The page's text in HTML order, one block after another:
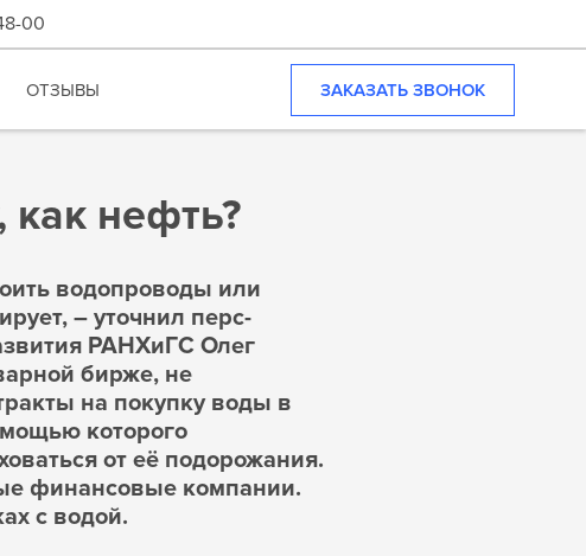
00
ОТЗЫВЫ ЗАКАЗАТЬ ЗВОНОК
как нефть?
водопроводы или
– уточнил перс­
РАНХиГС­ Олег
бирже, не
на покупку воды в
которого
от её подорожания.
финансовые компании.
с водой.